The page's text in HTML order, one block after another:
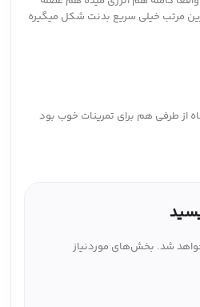
مرتب خیلی سریع بدنت شکل میگیره
از طرفی هم برای تمرینات خوب بود
شد. بخش‌های موردنیاز